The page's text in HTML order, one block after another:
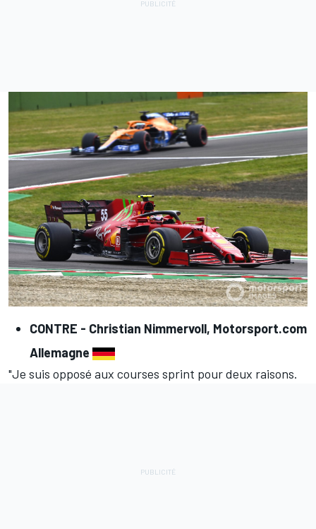
CONTRE - Christian Nimmervoll, Motorsport.com
Allemagne
"Je suis opposé aux courses sprint pour deux raisons.